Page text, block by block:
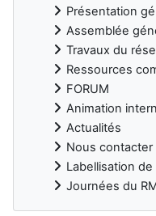
Présentation
Assemblée
Travaux du
Ressources
FORUM
Animation
Actualités
Nous contacter
Labellisation
Journées du